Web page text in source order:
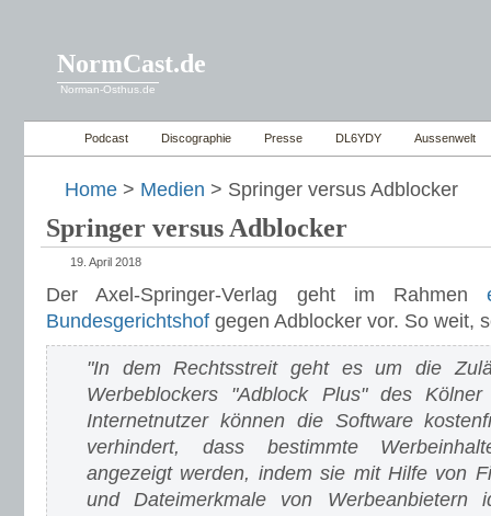
NormCast.de
Norman-Osthus.de
Podcast Discographie Presse DL6YDY Aussenwelt
Home > Medien > Springer versus Adblocker
Springer versus Adblocker
19. April 2018
Der Axel-Springer-Verlag geht im Rahmen
Bundesgerichtshof gegen Adblocker vor. So weit,
"In dem Rechtsstreit geht es um die
Werbeblockers "Adblock Plus" des
Internetnutzer können die Software
verhindert, dass bestimmte
angezeigt werden, indem sie mit Hilfe von
und Dateimerkmale von Werbeanbietern